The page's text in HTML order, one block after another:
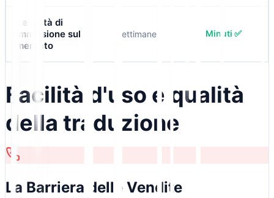
Velocità di
immissione sul
mercato
Settimane Minuti ✅
Facilità d'uso e qualità
della traduzione
La Barriera delle Vendite